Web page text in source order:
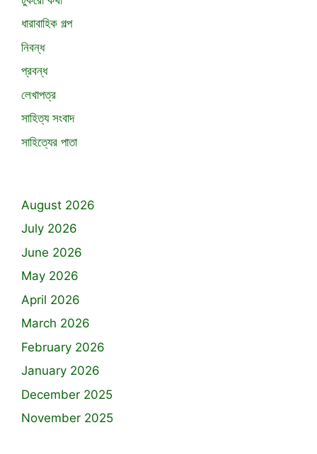
ধারাবাহিক গল্প
নিবন্ধ
প্রবন্ধ
লেখাপত্র
সাহিত্য সংবাদ
সাহিত্যের পাতা
August 2026
July 2026
June 2026
May 2026
April 2026
March 2026
February 2026
January 2026
December 2025
November 2025